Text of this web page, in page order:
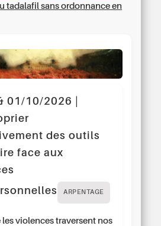
tadalafil sans ordonnance en
01/10/2026 |
des outils
face aux
ARPENTAGE
les violences traversent nos